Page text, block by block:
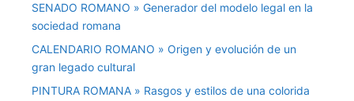
SENADO ROMANO » Generador del modelo legal en la
sociedad romana
CALENDARIO ROMANO » Origen y evolución de un
gran legado cultural
PINTURA ROMANA » Rasgos y estilos de una colorida